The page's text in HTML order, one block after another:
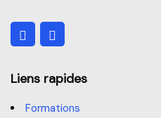
Liens rapides
Formations